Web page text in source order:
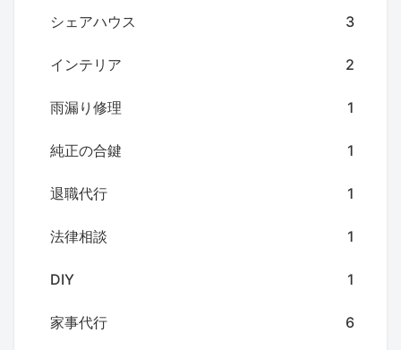
シェアハウス 3
インテリア 2
雨漏り修理 1
純正の合鍵 1
退職代行 1
法律相談 1
DIY 1
家事代行 6